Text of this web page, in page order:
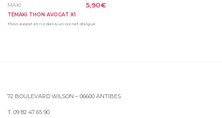
MAKI
TEMAKI THON AVOCAT X1
5,90€
Thon avocat et riz dans un cornet d'algue
72 BOULEVARD WILSON – 06600 ANTIBES
T. 09 82 47 65 90